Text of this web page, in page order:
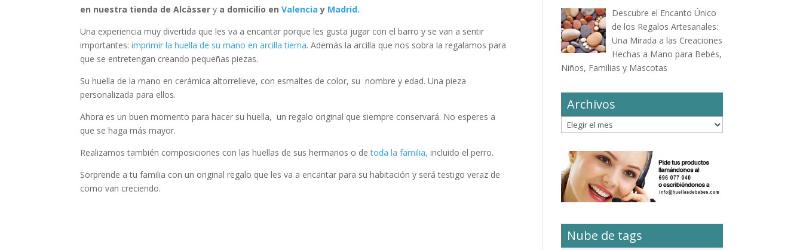
en nuestra tienda de Alcàsser y a domicilio enValencia y Madrid.
Una experiencia muy divertida que les va a encantar porque les gusta jugar con el barro y se van a sentir
importantes:imprimir la huella de su mano en arcilla tierna. Además la arcilla que nos sobra la regalamos para
que se entretengan creando pequeñas piezas.
Su huella de la mano en cerámica altorrelieve, con esmaltes de color, su nombre y edad. Una pieza
personalizada para ellos.
Ahora es un buen momento para hacer su huella, un regalo original que siempre conservará. No esperes a
que se haga más mayor.
Realizamos también composiciones con las huellas de sus hermanos o detoda la familia, incluido el perro.
Sorprende a tu familia con un original regalo que les va a encantar para su habitación y será testigo veraz de
como van creciendo.
Descubre el Encanto Único
de los Regalos Artesanales:
Una Mirada a las Creaciones
Hechas a Mano para Bebés,
Niños, Familias y Mascotas
Archivos
Archivos
Nube de tags